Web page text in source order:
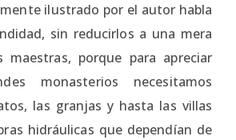
ilustrado por el autor habla
sin reducirlos a una mera
maestras, porque para apreciar
monasterios necesitamos
las granjas y hasta las villas
hidráulicas que dependían de